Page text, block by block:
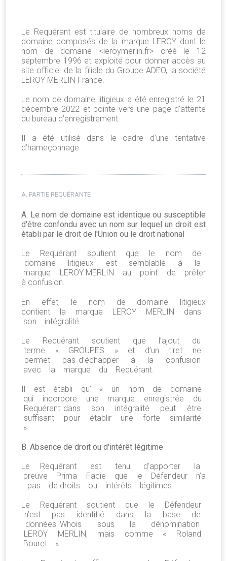
Le Requérant est titulaire de nombreux noms de
domaine composés de la marque LEROY dont le
nom de domaine <leroymerlin.fr> créé le 12
septembre 1996 et exploité pour donner accès au
site officiel de la filiale du Groupe ADEO, la société
LEROY MERLIN France.
Le nom de domaine litigieux a été enregistré le 21
décembre 2022 et pointe vers une page d’attente
du bureau d’enregistrement.
Il a été utilisé dans le cadre d’une tentative
d’hameçonnage.
A. PARTIE REQUÉRANTE
A. Le nom de domaine est identique ou susceptible
d'être confondu avec un nom sur lequel un droit est
établi par le droit de l'Union ou le droit national
Le Requérant soutient que le nom de
domaine litigieux est semblable à la
marque LEROY MERLIN au point de prêter
à confusion.
En effet, le nom de domaine litigieux
contient la marque LEROY MERLIN dans
son intégralité.
Le Requérant soutient que l’ajout du
terme « GROUPES » et d’un tiret ne
permet pas d’échapper à la confusion
avec la marque du Requérant.
Il est établi qu’ « un nom de domaine
qui incorpore une marque enregistrée du
Requérant dans son intégralité peut être
suffisant pour établir une forte similarité
».
B. Absence de droit ou d'intérêt légitime
Le Requérant est tenu d’apporter la
preuve Prima Facie que le Défendeur n’a
pas de droits ou intérêts légitimes.
Le Requérant soutient que le Défendeur
n’est pas identifié dans la base de
données Whois sous la dénomination
LEROY MERLIN, mais comme « Roland
Bouret ».